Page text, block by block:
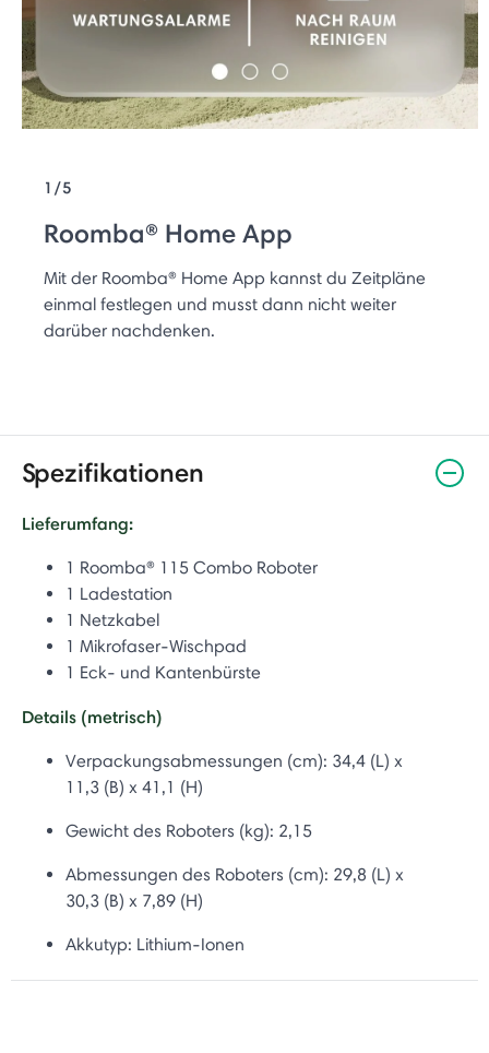
1/5
Roomba® Home App
Mit der Roomba® Home App kannst du Zeitpläne
einmal festlegen und musst dann nicht weiter
darüber nachdenken.
Spezifikationen
Lieferumfang:
1 Roomba® 115 Combo Roboter
1 Ladestation
1 Netzkabel
1 Mikrofaser-Wischpad
1 Eck- und Kantenbürste
Details (metrisch)
Verpackungsabmessungen (cm): 34,4 (L) x
11,3 (B) x 41,1 (H)
Gewicht des Roboters (kg): 2,15
Abmessungen des Roboters (cm): 29,8 (L) x
30,3 (B) x 7,89 (H)
Akkutyp: Lithium-Ionen